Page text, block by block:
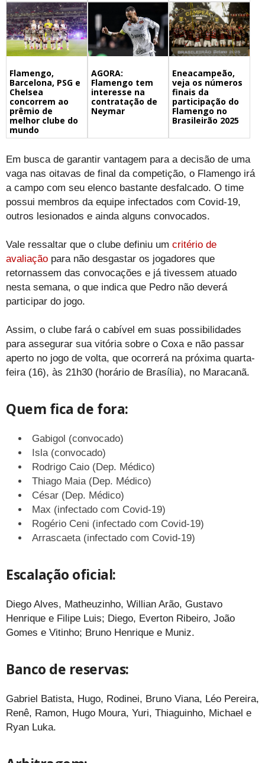
Flamengo,
Barcelona, PSG e
Chelsea
concorrem ao
prêmio de
melhor clube do
mundo
AGORA:
Flamengo tem
interesse na
contratação de
Neymar
Eneacampeão,
veja os números
finais da
participação do
Flamengo no
Brasileirão 2025
Em busca de garantir vantagem para a decisão de uma
vaga nas oitavas de final da competição, o Flamengo irá
a campo com seu elenco bastante desfalcado. O time
possui membros da equipe infectados com Covid-19,
outros lesionados e ainda alguns convocados.
Vale ressaltar que o clube definiu um critério de
avaliação para não desgastar os jogadores que
retornassem das convocações e já tivessem atuado
nesta semana, o que indica que Pedro não deverá
participar do jogo.
Assim, o clube fará o cabível em suas possibilidades
para assegurar sua vitória sobre o Coxa e não passar
aperto no jogo de volta, que ocorrerá na próxima quarta-
feira (16), às 21h30 (horário de Brasília), no Maracanã.
Quem fica de fora:
Gabigol (convocado)
Isla (convocado)
Rodrigo Caio (Dep. Médico)
Thiago Maia (Dep. Médico)
César (Dep. Médico)
Max (infectado com Covid-19)
Rogério Ceni (infectado com Covid-19)
Arrascaeta (infectado com Covid-19)
Escalação oficial:
Diego Alves, Matheuzinho, Willian Arão, Gustavo
Henrique e Filipe Luis; Diego, Everton Ribeiro, João
Gomes e Vitinho; Bruno Henrique e Muniz.
Banco de reservas:
Gabriel Batista, Hugo, Rodinei, Bruno Viana, Léo Pereira,
Renê, Ramon, Hugo Moura, Yuri, Thiaguinho, Michael e
Ryan Luka.